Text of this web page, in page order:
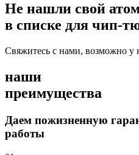
Не нашли свой
в списке для чип-
Свяжитесь с нами, возможно у
наши
преимущества
Даем пожизненную
работы